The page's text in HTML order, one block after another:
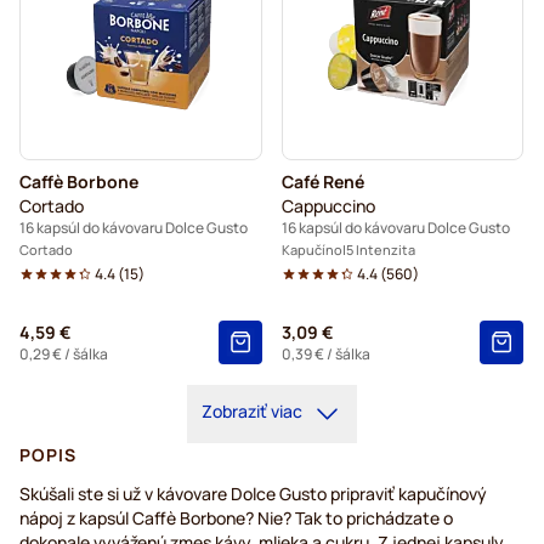
Caffè Borbone
Cortado
16 kapsúl do kávovaru Dolce Gusto
Cortado
4.4(15)
4,59 €
0,29 €/ šálka
Café René
Cappuccino
16 kapsúl do kávovaru Dolce Gusto
Kapučíno 5 Intenzita
4.4(560)
3,09 €
0,39 €/ šálka
Zobraziť viac
POPIS
Skúšali ste si už v kávovare Dolce Gusto pripraviť kapučínový
nápoj z kapsúl Caffè Borbone? Nie? Tak to prichádzate o